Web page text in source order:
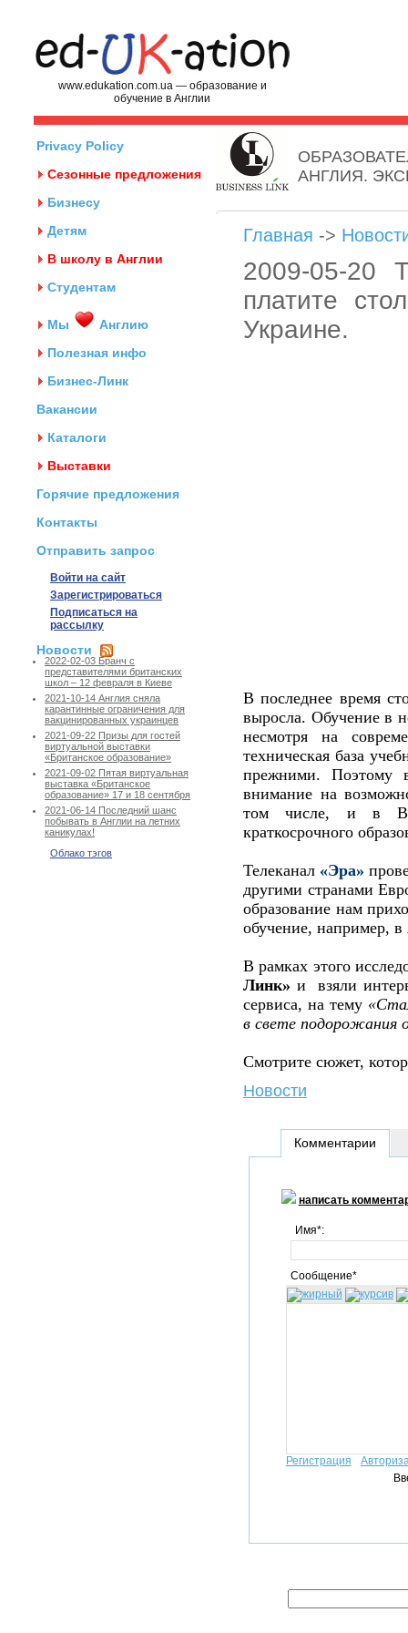
www.edukation.com.ua — образование и
обучение в Англии
Privacy Policy
Сезонные предложения
Бизнесу
Детям
В школу в Англии
Студентам
Мы
Англию
Полезная инфо
Бизнес-Линк
Вакансии
Каталоги
Выставки
Горячие предложения
Контакты
Отправить запрос
Войти на сайт
Зарегистрироваться
Подписаться на
рассылку
Новости
2022-02-03 Бранч с
представителями британских
школ – 12 февраля в Киеве
2021-10-14 Англия сняла
карантинные ограничения для
вакцинированных украинцев
2021-09-22 Призы для гостей
виртуальной выставки
«Британское образование»
2021-09-02 Пятая виртуальная
выставка «Британское
образование» 17 и 18 сентября
2021-06-14 Последний шанс
побывать в Англии на летних
каникулах!
Облако тэгов
АНГЛИЯ.
Главная ->
2009-05-20
платите
Украине.
В последнее время
выросла. Обучение в
несмотря на
техническая база
прежними. Поэтому
внимание на
том числе, и в
краткосрочного
Телеканал «Эра»
другими странами
образование нам
обучение, например,
В рамках этого
Линк» и взяли
сервиса, на тему
в свете подорожания
Смотрите сюжет,
Новости
Комментарии
написать
Имя*:
Сообщение*
Регистрация